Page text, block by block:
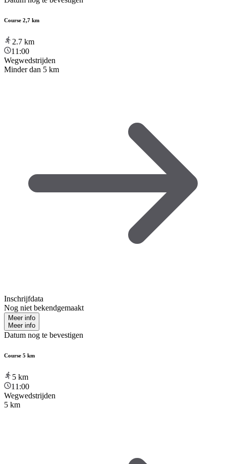
Course 2,7 km
2.7 km
11:00
Wegwedstrijden
Minder dan 5 km
Inschrijfdata
Nog niet bekendgemaakt
Meer info
Meer info
Datum nog te bevestigen
Course 5 km
5 km
11:00
Wegwedstrijden
5 km